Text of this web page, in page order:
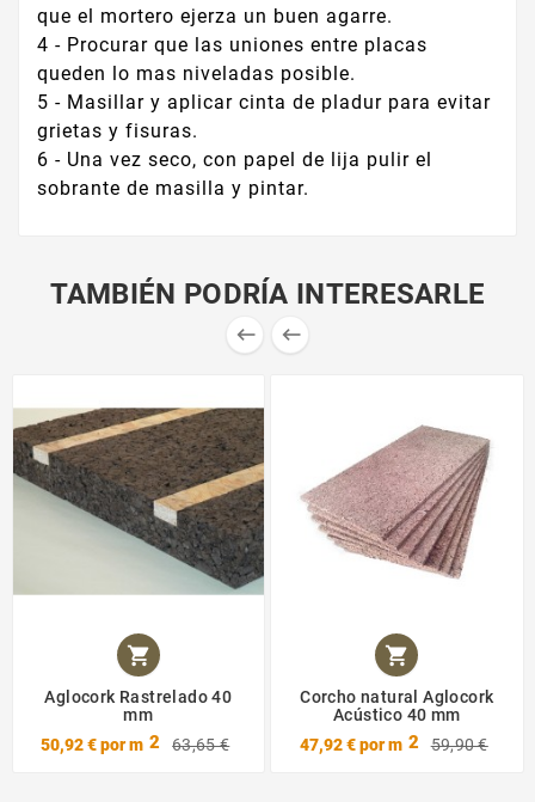
que el mortero ejerza un buen agarre.
4 - Procurar que las uniones entre placas
queden lo mas niveladas posible.
5 - Masillar y aplicar cinta de pladur para evitar
grietas y fisuras.
6 - Una vez seco, con papel de lija pulir el
sobrante de masilla y pintar.
TAMBIÉN PODRÍA INTERESARLE
 

Aglocork Rastrelado 40
mm
50,92 €por m 2 63,65 €

Corcho natural Aglocork
Acústico 40 mm
47,92 € por m 2 59,90 €